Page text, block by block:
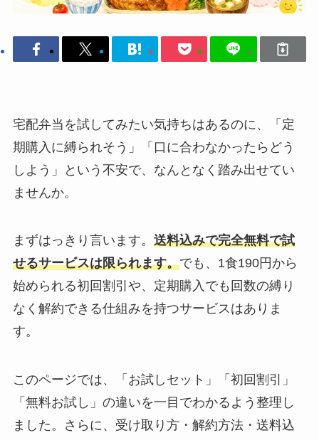
宅配弁当を試してみたい気持ちはあるのに、「定
期購入に縛られそう」「口に合わなかったらどう
しよう」という不安で、なんとなく踏み出せてい
ませんか。
まずはっきり言います。 送料込みで完全無料で試
せるサービスは限られます。でも、1食190円から
始められる初回割引や、定期購入でも回数の縛り
なく解約できる仕組みを持つサービスはありま
す。
このページでは、「お試しセット」「初回割引」
「無料お試し」の違いを一目でわかるよう整理し
ました。さらに、受け取り方・解約方法・送料込